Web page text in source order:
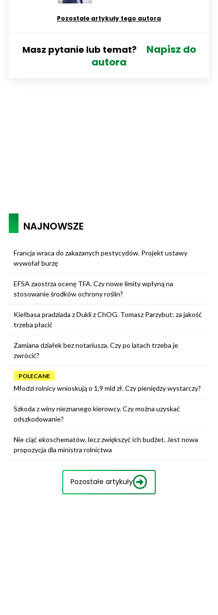
Pozostałe artykuły tego autora
Masz pytanie lub temat?
Napisz do
autora
NAJNOWSZE
Francja wraca do zakazanych pestycydów. Projekt ustawy
wywołał burzę
EFSA zaostrza ocenę TFA. Czy nowe limity wpłyną na
stosowanie środków ochrony roślin?
Kiełbasa pradziada z Dukli z ChOG. Tomasz Parzybut: za jakość
trzeba płacić
Zamiana działek bez notariusza. Czy po latach trzeba je
zwrócić?
POLECANE
Młodzi rolnicy wnioskują o 1,9 mld zł. Czy pieniędzy wystarczy?
Szkoda z winy nieznanego kierowcy. Czy można uzyskać
odszkodowanie?
Nie ciąć ekoschematów, lecz zwiększyć ich budżet. Jest nowa
propozycja dla ministra rolnictwa
Pozostałe artykuły